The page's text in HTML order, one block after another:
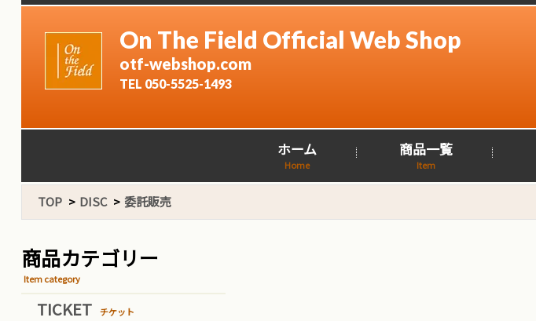
On The Field Official Web Shop
otf-webshop.com
TEL 050-5525-1493
ホーム
Home
商品一覧
Item
TOP > DISC > 委託販売
商品カテゴリー
Item category
TICKET チケット